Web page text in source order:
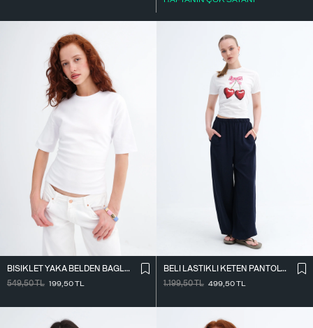
BISIKLET YAKA BELDEN BAĞLAMALI T-SHIRT P261071
549,50TL 199,50TL
BELI LASTIKLI KETEN PANTOLON PN18273
1.199,50TL 499,50TL